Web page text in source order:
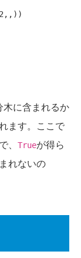
に含まれるか
ます。ここで
、 Trueが得ら
れないの